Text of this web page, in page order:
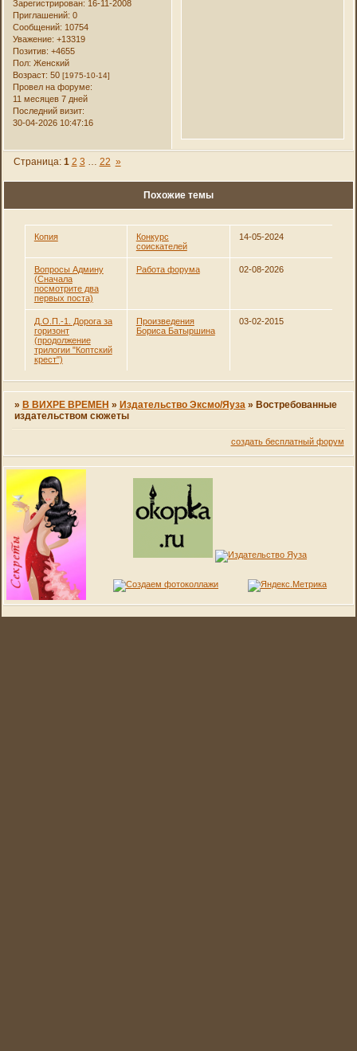
Зарегистрирован: 16-11-2008
Приглашений: 0
Сообщений: 10754
Уважение: +13319
Позитив: +4655
Пол: Женский
Возраст: 50[1975-10-14]
Провел на форуме:
11 месяцев 7 дней
Последний визит:
30-04-2026 10:47:16
Страница: 1 2 3 … 22 »
Похожие темы
Копия
Конкурс
соискателей
14-05-2024
Вопросы Админу
(Сначала
посмотрите два
первых поста)
Работа форума 02-08-2026
Д.О.П.-1. Дорога за
горизонт
(продолжение
трилогии "Коптский
крест")
Произведения
Бориса Батыршина
03-02-2015
» В ВИХРЕ ВРЕМЕН » Издательство Эксмо/Яуза » Востребованные
издательством сюжеты
создать бесплатный форум